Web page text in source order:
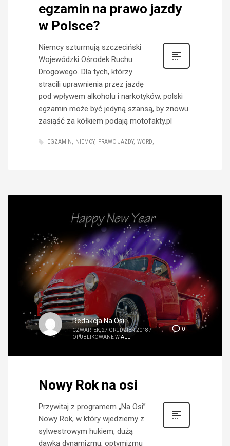
egzamin na prawo jazdy
w Polsce?
Niemcy szturmują szczeciński
Wojewódzki Ośrodek Ruchu
Drogowego. Dla tych, którzy
stracili uprawnienia przez jazdę
pod wpływem alkoholu i narkotyków, polski
egzamin może być jedyną szansą, by znowu
zasiąść za kółkiem podają motofakty.pl
EGZAMIN NIEMCY PRAWO JAZDY WORD
0
Redakcja Na Osi
CZWARTEK, 27 GRUDZIEŃ 2018 /
OPUBLIKOWANE WALL
Nowy Rok na osi
Przywitaj z programem „Na Osi”
Nowy Rok, w który wjedziemy z
sylwestrowym hukiem, dużą
dawką dynamizmu, optymizmu